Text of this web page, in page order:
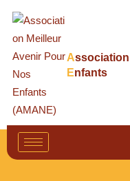
Association
Enfants